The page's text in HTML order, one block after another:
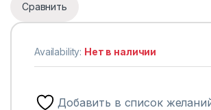
Сравнить
Availability: Нет в наличии
Добавить в список